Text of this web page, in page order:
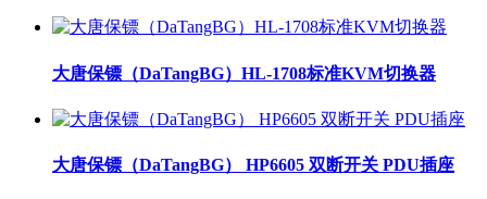
大唐保镖（DaTangBG）HL-1708标准KVM切换器
大唐保镖（DaTangBG） HP6605 双断开关 PDU插座